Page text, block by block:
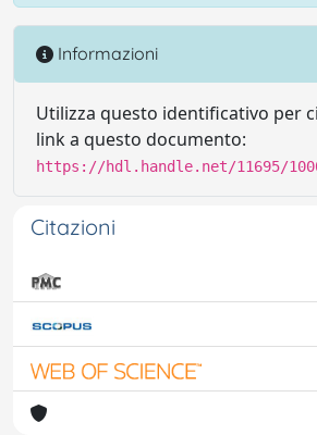
Informazioni
Utilizza questo identificativo per
link a questo documento:
https://hdl.handle.net/11695/
Citazioni